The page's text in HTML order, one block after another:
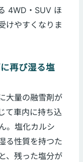
4WD・SUV ほ
けやすくなりま
再び湿る塩
大量の融雪剤が
て車内に持ち込
。塩化カルシ
る性質を持つた
、残った塩分が